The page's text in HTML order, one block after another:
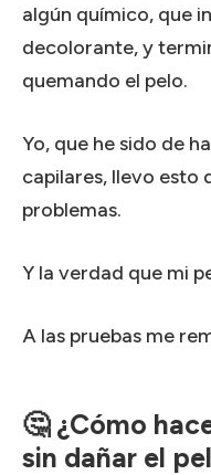
algún químico, que
decolorante, y
quemando el pelo.
Yo, que he sido de
capilares, llevo esto
problemas.
Y la verdad que mi
A las pruebas me
🤔 ¿Cómo
sin dañar el